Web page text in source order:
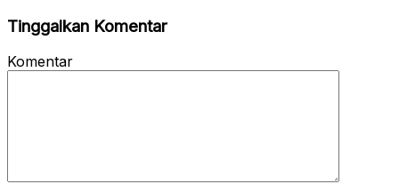
Tinggalkan Komentar
Komentar